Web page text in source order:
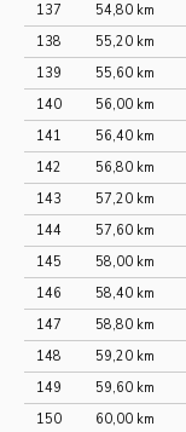
137
54,80 km
138
55,20 km
139
55,60 km
140
56,00 km
141
56,40 km
142
56,80 km
143
57,20 km
144
57,60 km
145
58,00 km
146
58,40 km
147
58,80 km
148
59,20 km
149
59,60 km
150
60,00 km